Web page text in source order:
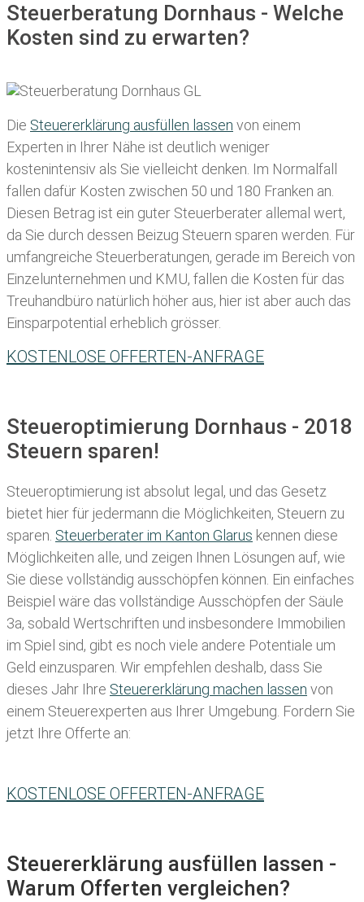
Steuerberatung Dornhaus - Welche
Kosten sind zu erwarten?
Die Steuererklärung ausfüllen lassen von einem
Experten in Ihrer Nähe ist deutlich weniger
kostenintensiv als Sie vielleicht denken. Im Normalfall
fallen dafür Kosten zwischen 50 und 180 Franken an.
Diesen Betrag ist ein guter Steuerberater allemal wert,
da Sie durch dessen Beizug Steuern sparen werden. Für
umfangreiche Steuerberatungen, gerade im Bereich von
Einzelunternehmen und KMU, fallen die Kosten für das
Treuhandbüro natürlich höher aus, hier ist aber auch das
Einsparpotential erheblich grösser.
KOSTENLOSE OFFERTEN-ANFRAGE
Steueroptimierung Dornhaus - 2018
Steuern sparen!
Steueroptimierung ist absolut legal, und das Gesetz
bietet hier für jedermann die Möglichkeiten, Steuern zu
sparen. Steuerberater im K anton Glarus kennen diese
Möglichkeiten alle, und zeigen Ihnen Lösungen auf, wie
Sie diese vollständig ausschöpfen können. Ein einfaches
Beispiel wäre das vollständige Ausschöpfen der Säule
3a, sobald Wertschriften und insbesondere Immobilien
im Spiel sind, gibt es noch viele andere Potentiale um
Geld einzusparen. Wir empfehlen deshalb, dass Sie
dieses Jahr Ihre Steuererklärung machen lassen von
einem Steuerexperten aus Ihrer Umgebung. Fordern Sie
jetzt Ihre Offerte an:
KOSTENLOSE OFFERTEN-ANFRAGE
Steuererklärung ausfüllen lassen -
Warum Offerten vergleichen?